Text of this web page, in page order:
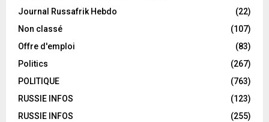
Journal Russafrik Hebdo
(22)
Non classé
(107)
Offre d'emploi
(83)
Politics
(267)
POLITIQUE
(763)
RUSSIE INFOS
(123)
RUSSIE INFOS
(255)